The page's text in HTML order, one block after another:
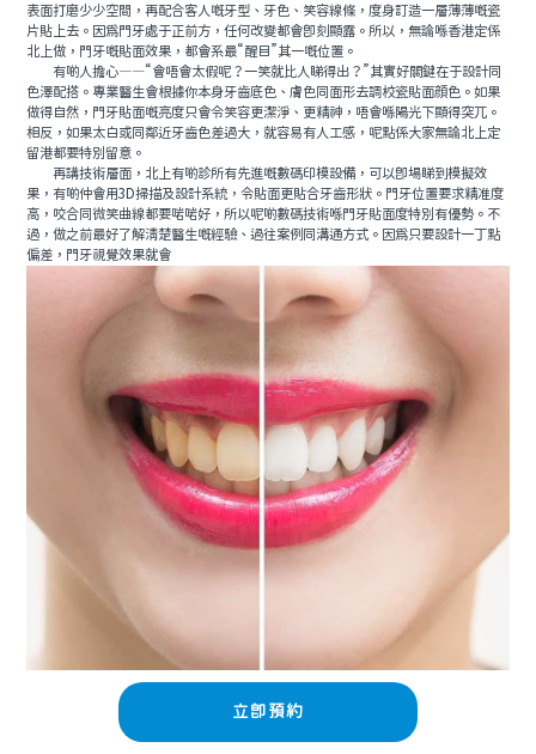
表面打磨少少空間，再配合客人嘅牙型、牙色、笑容線條，度身訂造一層薄薄嘅瓷
片貼上去。因爲門牙處于正前方，任何改變都會即刻顯露。所以，無論喺香港定係
北上做，門牙嘅貼面效果，都會系最“醒目”其一嘅位置。
有啲人擔心——“會唔會太假呢？一笑就比人睇得出？”其實好關鍵在于設計同
色澤配搭。專業醫生會根據你本身牙齒底色、膚色同面形去調校瓷貼面顔色。如果
做得自然，門牙貼面嘅亮度只會令笑容更潔淨、更精神，唔會喺陽光下顯得突兀。
相反，如果太白或同鄰近牙齒色差過大，就容易有人工感，呢點係大家無論北上定
留港都要特別留意。
再講技術層面，北上有啲診所有先進嘅數碼印模設備，可以即場睇到模擬效
果，有啲仲會用3D掃描及設計系統，令貼面更貼合牙齒形狀。門牙位置要求精准度
高，咬合同微笑曲線都要啱啱好，所以呢啲數碼技術喺門牙貼面度特別有優勢。不
過，做之前最好了解清楚醫生嘅經驗、過往案例同溝通方式。因爲只要設計一丁點
偏差，門牙視覺效果就會
立即預約